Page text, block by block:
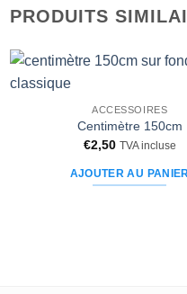
PRODUITS
ACCESSOIRES
Centimètre 150cm
€2,50 TVA incluse
AJOUTER AU PANIER